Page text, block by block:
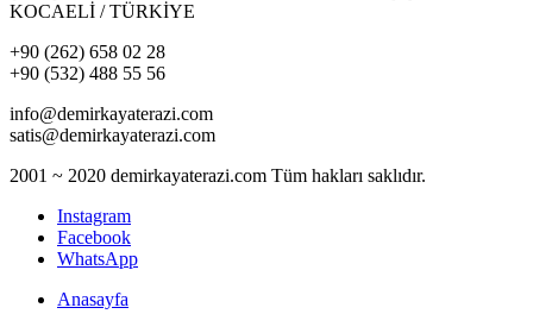
KOCAELİ / TÜRKİYE
+90 (262) 658 02 28
+90 (532) 488 55 56
info@demirkayaterazi.com
satis@demirkayaterazi.com
2001 ~ 2020 demirkayaterazi.com Tüm hakları saklıdır.
Instagram
Facebook
WhatsApp
Anasayfa